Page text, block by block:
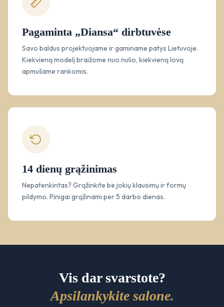
Pagaminta „Diansa“ dirbtuvėse
Savo baldus projektuojame ir gaminame patys Lietuvoje.
Kiekvieną modelį braižome nuo nulio, kiekvieną lovą
apmušame rankomis.
14 dienų grąžinimas
Nepatenkintas? Grąžinkite be jokių klausimų ir formų
pildymo. Pinigai grąžinami per 5 darbo dienas.
Vis dar svarstote?
Apsilankykite salone.